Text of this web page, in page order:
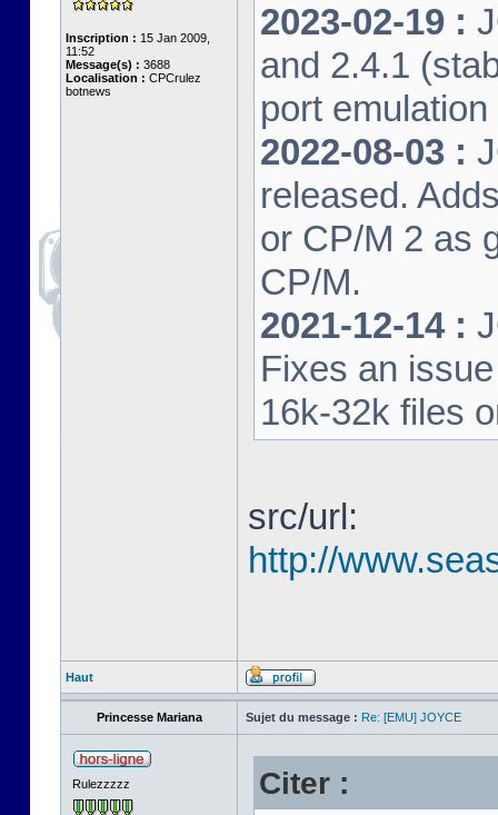
Inscription : 15 Jan 2009,
11:52
Message(s) : 3688
Localisation : CPCrulez
botnews
2023-02-19 :
and 2.4.1
port
2022-08-03 :
released.
or CP/M 2 as
CP/M.
2021-12-14 :
Fixes an
16k-32k files
src/url:
http://
Haut
Princesse Mariana Sujet du message : Re: [EMU] JOYCE
Rulezzzzz Citer :